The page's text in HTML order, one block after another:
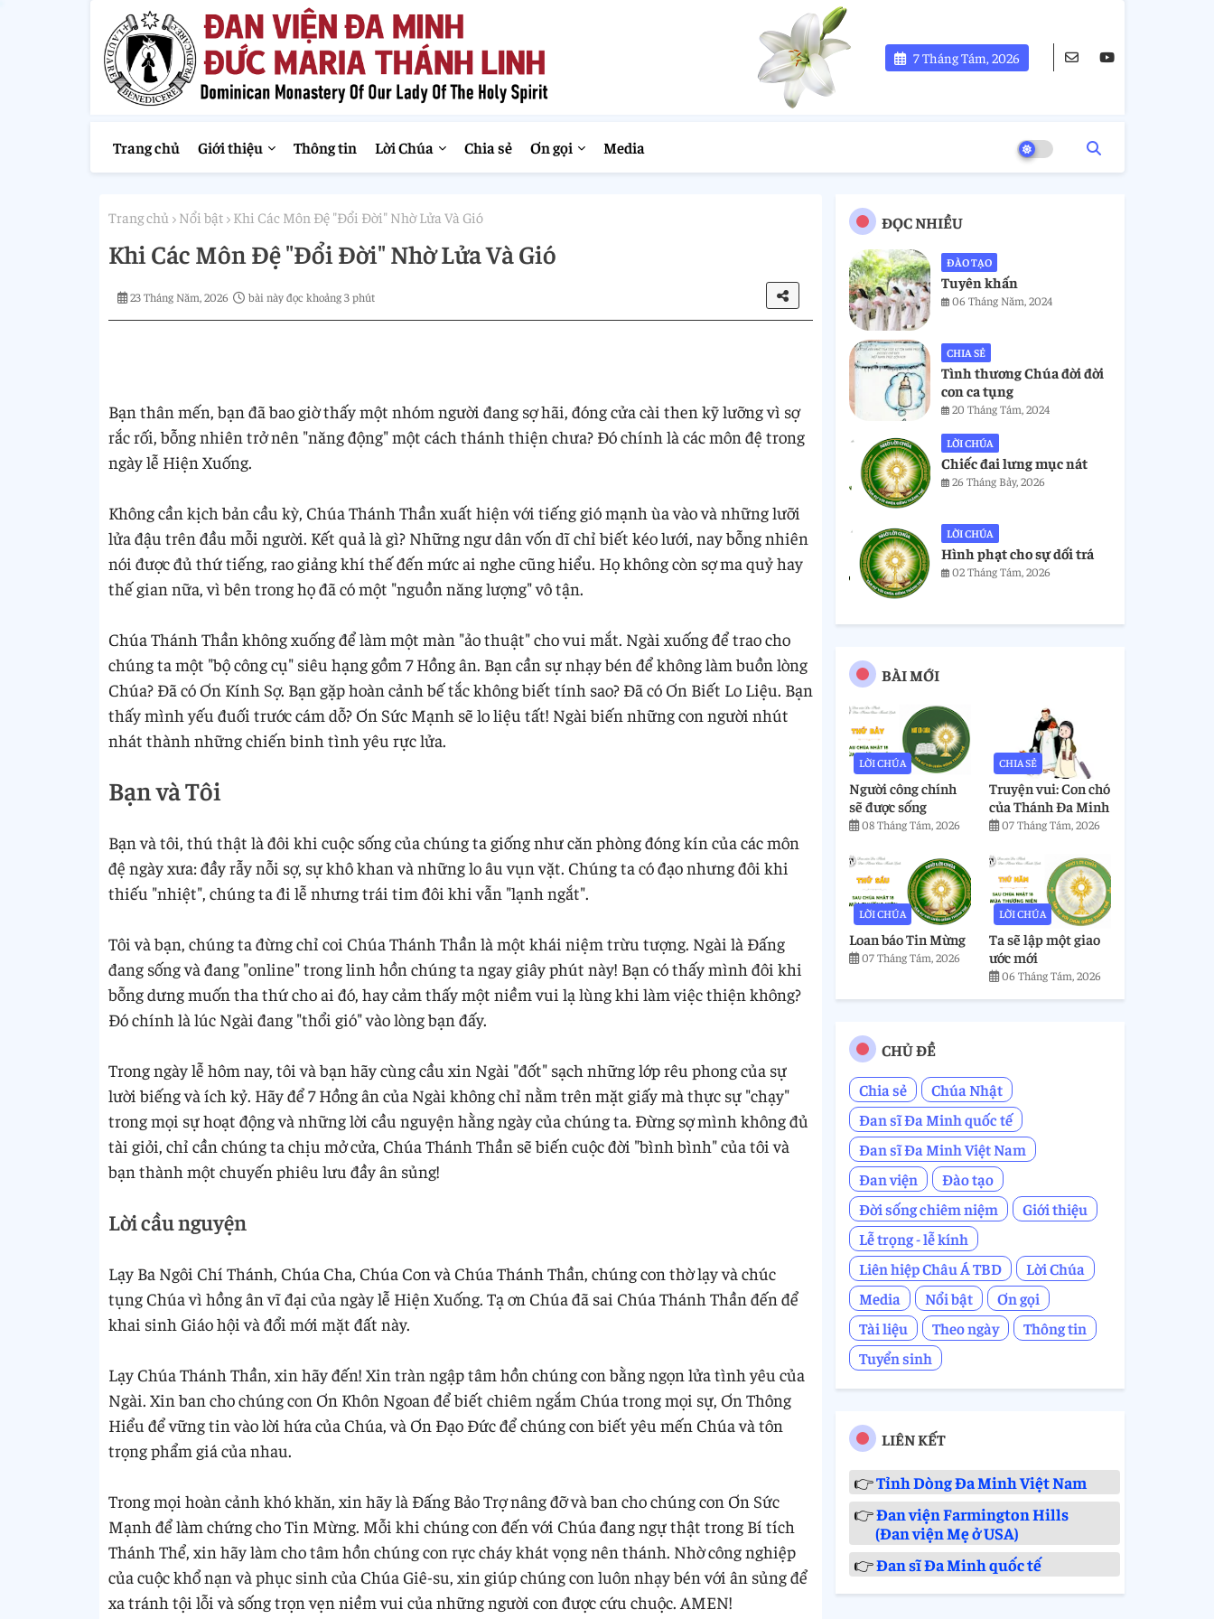
7 Tháng Tám, 2026
Trang chủ Giới thiệu Thông tin Lời Chúa Chia sẻ Ơn gọi Media
Trang chủ Nổi bật Khi Các Môn Đệ "Đổi Đời" Nhờ Lửa Và Gió
Khi Các Môn Đệ "Đổi Đời" Nhờ Lửa Và Gió
23 Tháng Năm, 2026 bài này đọc khoảng 3 phút
Bạn thân mến, bạn đã bao giờ thấy một nhóm người đang sợ hãi, đóng cửa cài then kỹ lưỡng vì sợ
rắc rối, bỗng nhiên trở nên "năng động" một cách thánh thiện chưa? Đó chính là các môn đệ trong
ngày lễ Hiện Xuống.
Không cần kịch bản cầu kỳ, Chúa Thánh Thần xuất hiện với tiếng gió mạnh ùa vào và những lưỡi
lửa đậu trên đầu mỗi người. Kết quả là gì? Những ngư dân vốn dĩ chỉ biết kéo lưới, nay bỗng nhiên
nói được đủ thứ tiếng, rao giảng khí thế đến mức ai nghe cũng hiểu. Họ không còn sợ ma quỷ hay
thế gian nữa, vì bên trong họ đã có một "nguồn năng lượng" vô tận.
Chúa Thánh Thần không xuống để làm một màn "ảo thuật" cho vui mắt. Ngài xuống để trao cho
chúng ta một "bộ công cụ" siêu hạng gồm 7 Hồng ân. Bạn cần sự nhạy bén để không làm buồn lòng
Chúa? Đã có Ơn Kính Sợ. Bạn gặp hoàn cảnh bế tắc không biết tính sao? Đã có Ơn Biết Lo Liệu. Bạn
thấy mình yếu đuối trước cám dỗ? Ơn Sức Mạnh sẽ lo liệu tất! Ngài biến những con người nhút
nhát thành những chiến binh tình yêu rực lửa.
Bạn và Tôi
Bạn và tôi, thú thật là đôi khi cuộc sống của chúng ta giống như căn phòng đóng kín của các môn
đệ ngày xưa: đầy rẫy nỗi sợ, sự khô khan và những lo âu vụn vặt. Chúng ta có đạo nhưng đôi khi
thiếu "nhiệt", chúng ta đi lễ nhưng trái tim đôi khi vẫn "lạnh ngắt".
Tôi và bạn, chúng ta đừng chỉ coi Chúa Thánh Thần là một khái niệm trừu tượng. Ngài là Đấng
đang sống và đang "online" trong linh hồn chúng ta ngay giây phút này! Bạn có thấy mình đôi khi
bỗng dưng muốn tha thứ cho ai đó, hay cảm thấy một niềm vui lạ lùng khi làm việc thiện không?
Đó chính là lúc Ngài đang "thổi gió" vào lòng bạn đấy.
Trong ngày lễ hôm nay, tôi và bạn hãy cùng cầu xin Ngài "đốt" sạch những lớp rêu phong của sự
lười biếng và ích kỷ. Hãy để 7 Hồng ân của Ngài không chỉ nằm trên mặt giấy mà thực sự "chạy"
trong mọi sự hoạt động và những lời cầu nguyện hằng ngày của chúng ta. Đừng sợ mình không đủ
tài giỏi, chỉ cần chúng ta chịu mở cửa, Chúa Thánh Thần sẽ biến cuộc đời "bình bình" của tôi và
bạn thành một chuyến phiêu lưu đầy ân sủng!
Lời cầu nguyện
Lạy Ba Ngôi Chí Thánh, Chúa Cha, Chúa Con và Chúa Thánh Thần, chúng con thờ lạy và chúc
tụng Chúa vì hồng ân vĩ đại của ngày lễ Hiện Xuống. Tạ ơn Chúa đã sai Chúa Thánh Thần đến để
khai sinh Giáo hội và đổi mới mặt đất này.
Lạy Chúa Thánh Thần, xin hãy đến! Xin tràn ngập tâm hồn chúng con bằng ngọn lửa tình yêu của
Ngài. Xin ban cho chúng con Ơn Khôn Ngoan để biết chiêm ngắm Chúa trong mọi sự, Ơn Thông
Hiểu để vững tin vào lời hứa của Chúa, và Ơn Đạo Đức để chúng con biết yêu mến Chúa và tôn
trọng phẩm giá của nhau.
Trong mọi hoàn cảnh khó khăn, xin hãy là Đấng Bảo Trợ nâng đỡ và ban cho chúng con Ơn Sức
Mạnh để làm chứng cho Tin Mừng. Mỗi khi chúng con đến với Chúa đang ngự thật trong Bí tích
Thánh Thể, xin hãy làm cho tâm hồn chúng con rực cháy khát vọng nên thánh. Nhờ công nghiệp
của cuộc khổ nạn và phục sinh của Chúa Giê-su, xin giúp chúng con luôn nhạy bén với ân sủng để
xa tránh tội lỗi và sống trọn vẹn niềm vui của những người con được cứu chuộc. AMEN!
ĐỌC NHIỀU
ĐÀO TẠO
Tuyên khấn
06 Tháng Năm, 2024
CHIA SẺ
Tình thương Chúa đời đời
con ca tụng
20 Tháng Tám, 2024
LỜI CHÚA
Chiếc đai lưng mục nát
26 Tháng Bảy, 2026
LỜI CHÚA
Hình phạt cho sự dối trá
02 Tháng Tám, 2026
BÀI MỚI
LỜI CHÚA
Người công chính
sẽ được sống
08 Tháng Tám, 2026
CHIA SẺ
Truyện vui: Con chó
của Thánh Đa Minh
07 Tháng Tám, 2026
LỜI CHÚA
Loan báo Tin Mừng
07 Tháng Tám, 2026
LỜI CHÚA
Ta sẽ lập một giao
ước mới
06 Tháng Tám, 2026
CHỦ ĐỀ
Chia sẻ
Chúa Nhật
Đan sĩ Đa Minh quốc tế
Đan sĩ Đa Minh Việt Nam
Đan viện
Đào tạo
Đời sống chiêm niệm
Giới thiệu
Lễ trọng - lễ kính
Liên hiệp Châu Á TBD
Lời Chúa
Media
Nổi bật
Ơn gọi
Tài liệu
Theo ngày
Thông tin
Tuyển sinh
LIÊN KẾT
👉Tỉnh Dòng Đa Minh Việt Nam
👉Đan viện Farmington Hills
(Đan viện Mẹ ở USA)
👉Đan sĩ Đa Minh quốc tế